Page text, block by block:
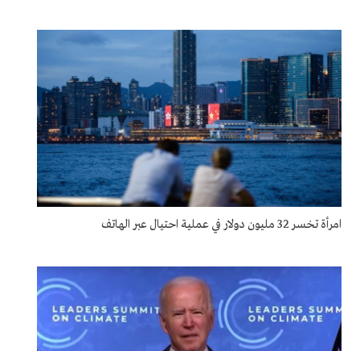
امرأة تخسر 32 مليون دولار في عملية احتيال عبر الهاتف